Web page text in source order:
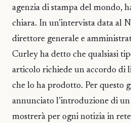
agenzia di stampa del mondo,
chiara. In un’intervista data al
direttore generale e
Curley ha detto che qualsiasi
articolo richiede un accordo di
che lo ha prodotto. Per questo
annunciato l’introduzione di
mostrerà per ogni notizia in